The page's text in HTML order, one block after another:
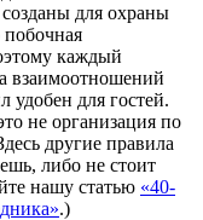
для охраны
побочная
каждый
взаимоотношений
удобен для гостей.
не организация по
другие правила
либо не стоит
нашу статью «40-
.)